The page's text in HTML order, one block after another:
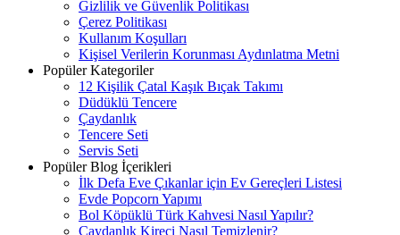
Gizlilik ve Güvenlik Politikası
Çerez Politikası
Kullanım Koşulları
Kişisel Verilerin Korunması Aydınlatma Metni
Popüler Kategoriler
12 Kişilik Çatal Kaşık Bıçak Takımı
Düdüklü Tencere
Çaydanlık
Tencere Seti
Servis Seti
Popüler Blog İçerikleri
İlk Defa Eve Çıkanlar için Ev Gereçleri Listesi
Evde Popcorn Yapımı
Bol Köpüklü Türk Kahvesi Nasıl Yapılır?
Çaydanlık Kireci Nasıl Temizlenir?